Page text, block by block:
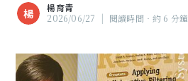
楊
楊育青
2026/06/27
| 閱讀時間‧約 6 分鐘